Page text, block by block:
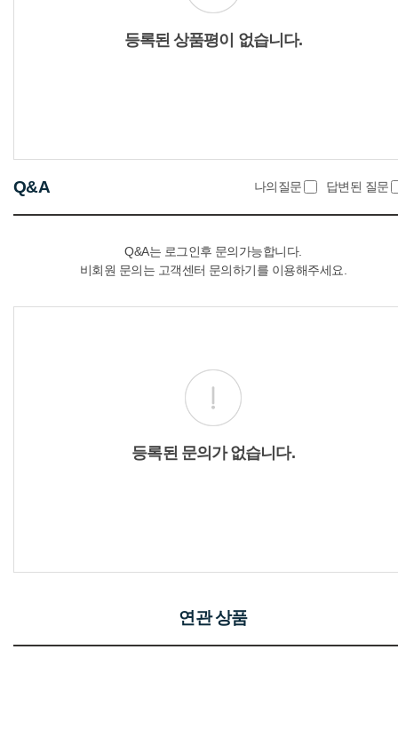
등록된 상품평이 없습니다.
Q&A 나의질문 답변된 질문
Q&A는 로그인후 문의가능합니다.
비회원 문의는 고객센터 문의하기를 이용해주세요.
등록된 문의가 없습니다.
연관 상품